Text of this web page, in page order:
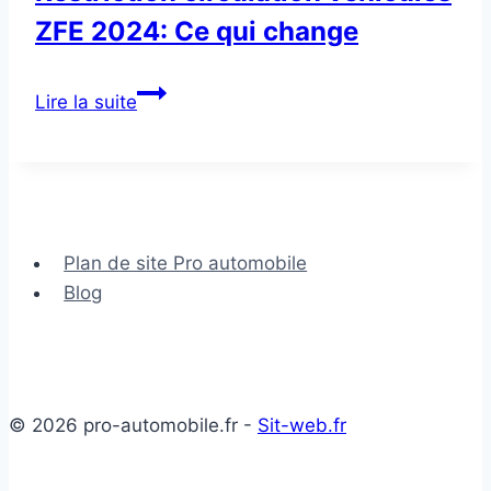
ZFE 2024: Ce qui change
Lire la suiteRestriction
qui
Plan de site Pro automobile
Blog
© 2026 pro-automobile.fr - Sit-web.fr